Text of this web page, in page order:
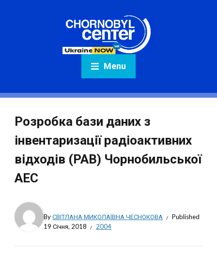
Menu
Розробка бази даних з
інвентаризації радіоактивних
відходів (РАВ) Чорнобильської
АЕС
ByСВІТЛАНА МИКОЛАЇВНА ЧЕСНОКОВА
Published
19 Січня, 2018
2004